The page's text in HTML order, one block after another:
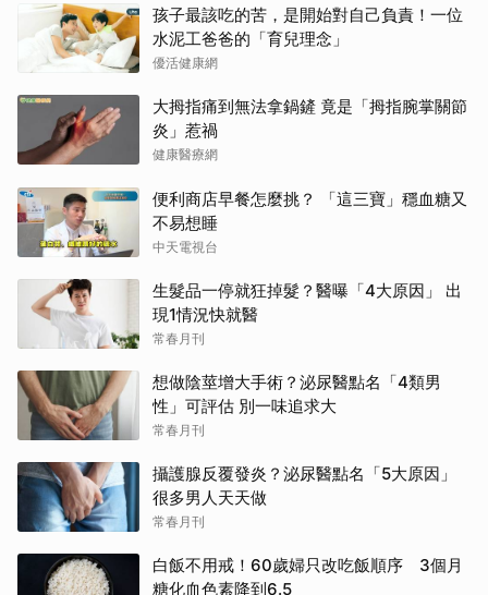
孩子最該吃的苦，是開始對自己負責！一位
水泥工爸爸的「育兒理念」
優活健康網
大拇指痛到無法拿鍋鏟 竟是「拇指腕掌關節
炎」惹禍
健康醫療網
便利商店早餐怎麼挑？ 「這三寶」穩血糖又
不易想睡
中天電視台
生髮品一停就狂掉髮？醫曝「4大原因」 出
現1情況快就醫
常春月刊
想做陰莖增大手術？泌尿醫點名「4類男
性」可評估 別一味追求大
常春月刊
攝護腺反覆發炎？泌尿醫點名「5大原因」
很多男人天天做
常春月刊
白飯不用戒！60歲婦只改吃飯順序 3個月
糖化血色素降到6.5